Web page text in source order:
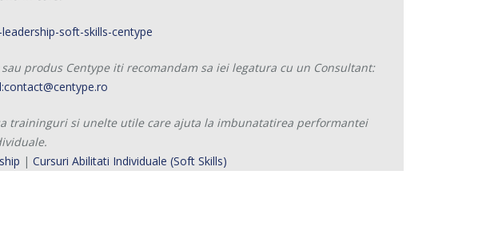
produs Centype iti recomandam sa iei legatura cu un Consultant:
traininguri si unelte utile care ajuta la imbunatatirea performantei
| Cursuri Abilitati Individuale (Soft Skills)